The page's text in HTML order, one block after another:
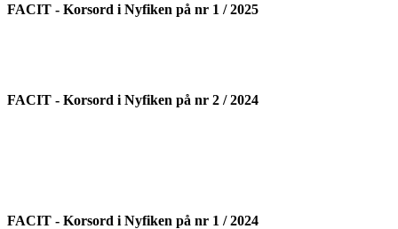
FACIT - Korsord i Nyfiken på nr 1 / 2025
FACIT - Korsord i Nyfiken på nr 2 / 2024
FACIT - Korsord i Nyfiken på nr 1 / 2024